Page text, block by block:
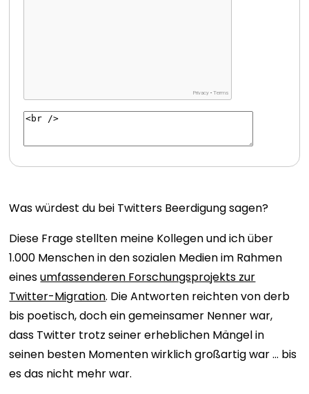
Was würdest du bei Twitters Beerdigung sagen?
Diese Frage stellten meine Kollegen und ich über
1.000 Menschen in den sozialen Medien im Rahmen
einesumfassenderen Forschungsprojekts zur
Twitter-Migration. Die Antworten reichten von derb
bis poetisch, doch ein gemeinsamer Nenner war,
dass Twitter trotz seiner erheblichen Mängel in
seinen besten Momenten wirklich großartig war … bis
es das nicht mehr war.